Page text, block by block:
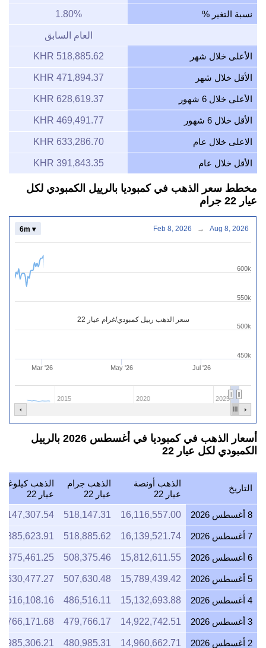
نسبة التغير % 1.80%
العام السابق
الأعلى خلال شهر 518,885.62 KHR
الأقل خلال شهر 471,894.37 KHR
الأعلى خلال 6 شهور 628,619.37 KHR
الأقل خلال 6 شهور 469,491.77 KHR
الاعلى خلال عام 633,286.70 KHR
الأقل خلال عام 391,843.35 KHR
مخطط سعر الذهب في كمبوديا بالرييل الكمبودي لكل
عيار 22 جرام
سعر الذهب رييل كمبودي/غرام عيار 22
Mar '26 May '26 Jul '26
2015 2020 2025
450k
500k
550k
600k
6m ▾ Feb 8, 2026 → Aug 8, 2026
أسعار الذهب في كمبوديا في أغسطس 2026 بالرييل
الكمبودي لكل عيار 22
التاريخ
الذهب أونصة
عيار 22
الذهب جرام
عيار 22
الذهب
عيار 22
8 أغسطس 2026 16,116,557.00
518,147.31
7 أغسطس 2026 16,139,521.74
518,885.62
6 أغسطس 2026 15,812,611.55
508,375.46
5 أغسطس 2026 15,789,439.42
507,630.48
4 أغسطس 2026 15,132,693.88
486,516.11
3 أغسطس 2026 14,922,742.51
479,766.17
2 أغسطس 2026 14,960,662.71
480,985.31